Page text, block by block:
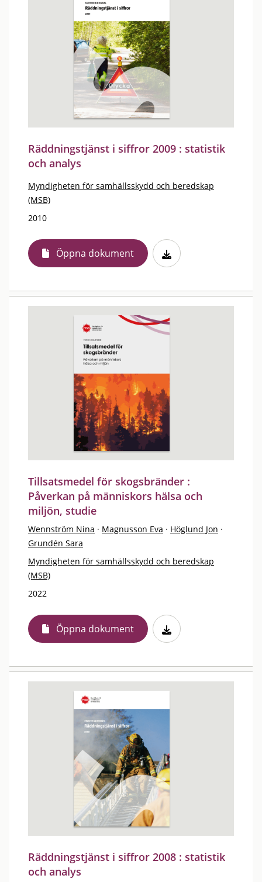
Räddningstjänst i siffror 2009 : statistik
och analys
Myndigheten för samhällsskydd och beredskap
(MSB)
2010
Öppna dokument
Tillsatsmedel för skogsbränder :
Påverkan på människors hälsa och
miljön, studie
Wennström Nina · Magnusson Eva · Höglund Jon ·
Grundén Sara
Myndigheten för samhällsskydd och beredskap
(MSB)
2022
Öppna dokument
Räddningstjänst i siffror 2008 : statistik
och analys